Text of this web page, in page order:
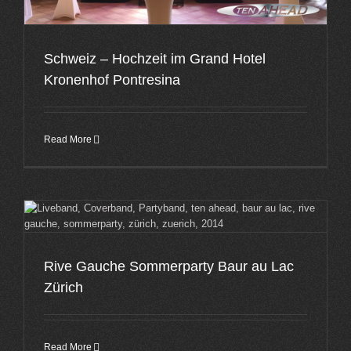
Schweiz – Hochzeit im Grand Hotel
Kronenhof Pontresina
Read More
Rive Gauche Sommerparty Baur au Lac
Zürich
Read More